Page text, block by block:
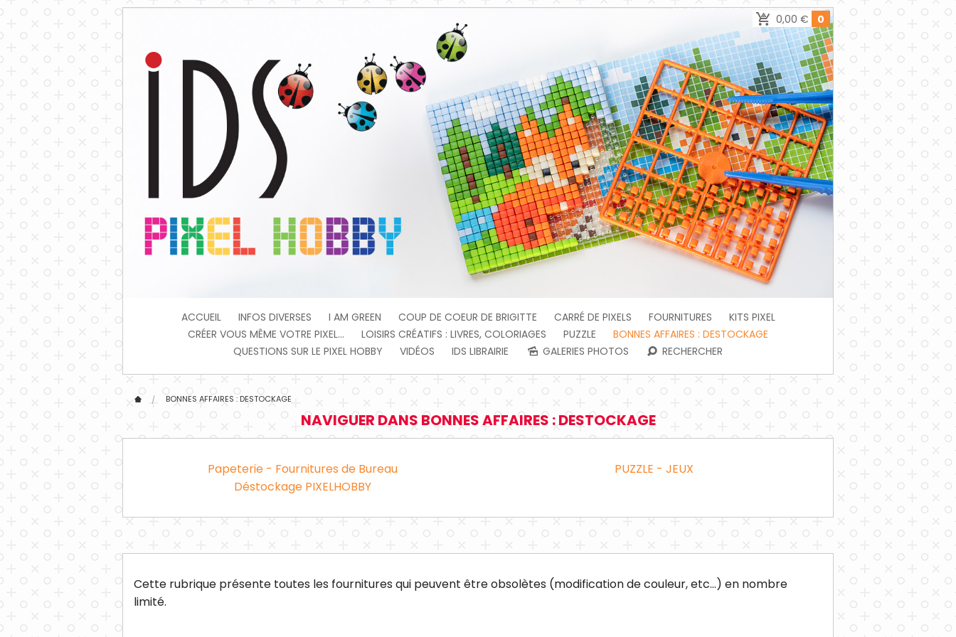
0,00 € 0
ACCUEIL INFOS DIVERSES I AM GREEN COUP DE COEUR DE BRIGITTE CARRÉ DE PIXELS FOURNITURES
KITS PIXEL
CRÉER VOUS MÊME VOTRE PIXEL...
LOISIRS CRÉATIFS : LIVRES, COLORIAGES PUZZLE
BONNES AFFAIRES : DESTOCKAGE
QUESTIONS SUR LE PIXEL HOBBY
VIDÉOS IDS LIBRAIRIE GALERIES PHOTOS RECHERCHER
BONNES AFFAIRES : DESTOCKAGE
NAVIGUER DANS BONNES AFFAIRES : DESTOCKAGE
Papeterie - Fournitures de Bureau
PUZZLE - JEUX
Déstockage PIXELHOBBY
Cette rubrique présente toutes les fournitures qui peuvent être obsolètes (modification de couleur, etc...) en nombre
limité.